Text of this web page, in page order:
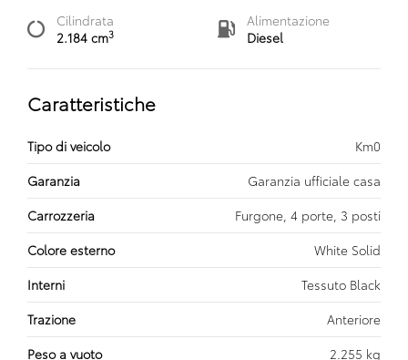
Cilindrata
2.184 cm3
Alimentazione
Diesel
Caratteristiche
Tipo di veicolo
Km0
Garanzia
Garanzia ufficiale casa
Carrozzeria
Furgone, 4 porte, 3 posti
Colore esterno
White Solid
Interni
Tessuto Black
Trazione
Anteriore
Peso a vuoto
2.255 kg